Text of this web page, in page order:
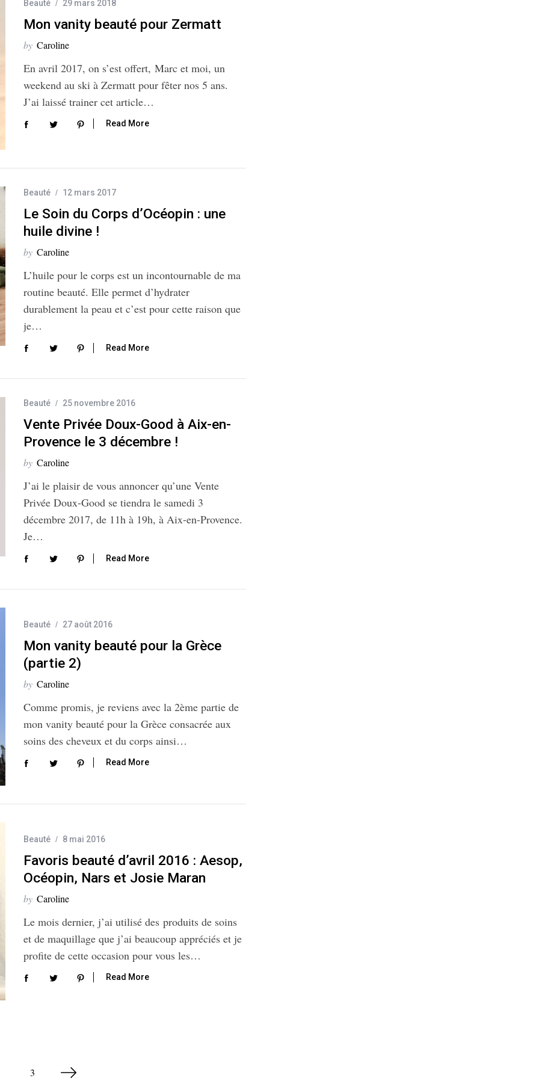
Beauté 29 mars 2018
Mon vanity beauté pour Zermatt
by Caroline
En avril 2017, on s’est offert, Marc et moi, un
weekend au ski à Zermatt pour fêter nos 5 ans.
J’ai laissé trainer cet article…
Read More
Beauté 12 mars 2017
Le Soin du Corps d’Océopin : une
huile divine !
by Caroline
L’huile pour le corps est un incontournable de ma
routine beauté. Elle permet d’hydrater
durablement la peau et c’est pour cette raison que
je…
Read More
Beauté 25 novembre 2016
Vente Privée Doux-Good à Aix-en-
Provence le 3 décembre !
by Caroline
J’ai le plaisir de vous annoncer qu’une Vente
Privée Doux-Good se tiendra le samedi 3
décembre 2017, de 11h à 19h, à Aix-en-Provence.
Je…
Read More
Beauté 27 août 2016
Mon vanity beauté pour la Grèce
(partie 2)
by Caroline
Comme promis, je reviens avec la 2ème partie de
mon vanity beauté pour la Grèce consacrée aux
soins des cheveux et du corps ainsi…
Read More
Beauté 8 mai 2016
Favoris beauté d’avril 2016 : Aesop,
Océopin, Nars et Josie Maran
by Caroline
Le mois dernier, j’ai utilisé des produits de soins
et de maquillage que j’ai beaucoup appréciés et je
profite de cette occasion pour vous les…
Read More
3